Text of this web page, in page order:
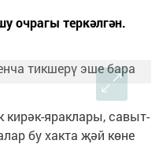
очрагы теркәлгән.
кирәк-яраклары, савыт-
бу хакта җәй көне